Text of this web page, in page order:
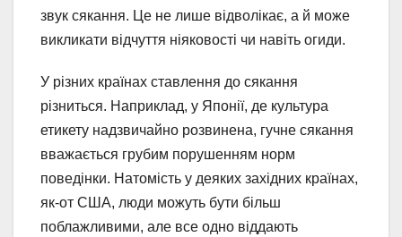
звук сякання. Це не лише відволікає, а й може
викликати відчуття ніяковості чи навіть огиди.
У різних країнах ставлення до сякання
різниться. Наприклад, у Японії, де культура
етикету надзвичайно розвинена, гучне сякання
вважається грубим порушенням норм
поведінки. Натомість у деяких західних країнах,
як-от США, люди можуть бути більш
поблажливими, але все одно віддають